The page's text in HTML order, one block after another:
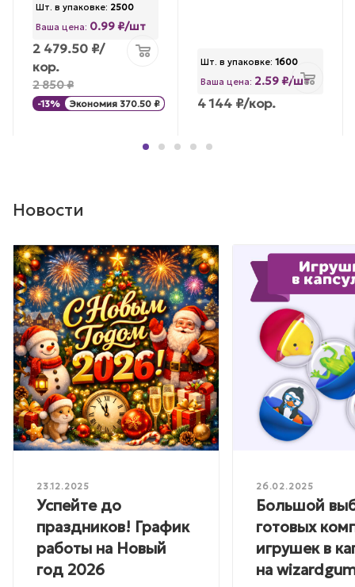
Шт. в упаковке: 2500
Ваша цена: 0.99 ₽/шт
2 479.50 ₽/
кор.
2 850₽
-13% Экономия 370.50 ₽
Шт. в упаковке: 1600
Ваша цена: 2.59 ₽/шт
4 144 ₽/кор.
Новости
23.12.2025
Успейте до
праздников! График
работы на Новый
год 2026
26.02.2025
Большой
готовых
игрушек в
на